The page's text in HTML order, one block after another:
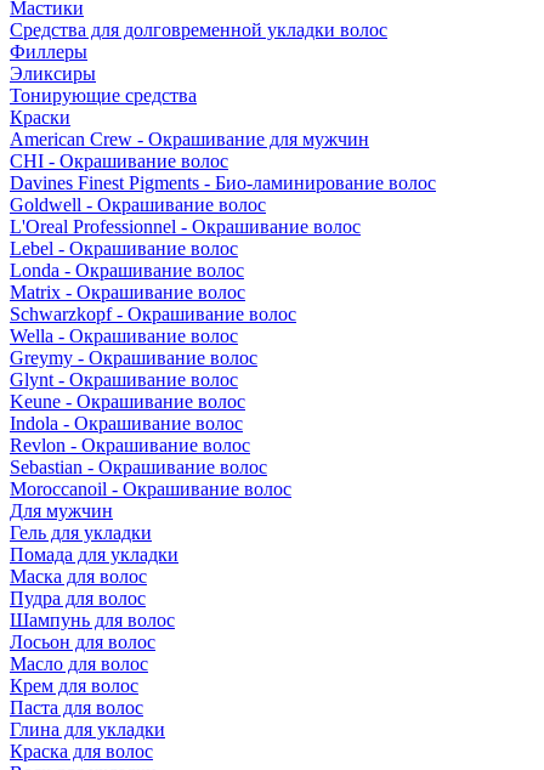
Мастики
Средства для долговременной укладки волос
Филлеры
Эликсиры
Тонирующие средства
Краски
American Crew - Окрашивание для мужчин
CHI - Окрашивание волос
Davines Finest Pigments - Био-ламинирование волос
Goldwell - Окрашивание волос
L'Oreal Professionnel - Окрашивание волос
Lebel - Окрашивание волос
Londa - Окрашивание волос
Matrix - Окрашивание волос
Schwarzkopf - Окрашивание волос
Wella - Окрашивание волос
Greymy - Окрашивание волос
Glynt - Окрашивание волос
Keune - Окрашивание волос
Indola - Окрашивание волос
Revlon - Окрашивание волос
Sebastian - Окрашивание волос
Moroccanoil - Окрашивание волос
Для мужчин
Гель для укладки
Помада для укладки
Маска для волос
Пудра для волос
Шампунь для волос
Лосьон для волос
Масло для волос
Крем для волос
Паста для волос
Глина для укладки
Краска для волос